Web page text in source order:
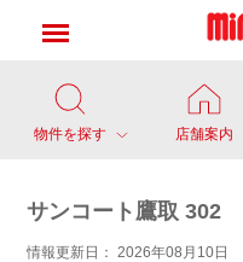
物件を探す 店舗案内
サンコート鷹取 302
情報更新日： 2026年08月10日